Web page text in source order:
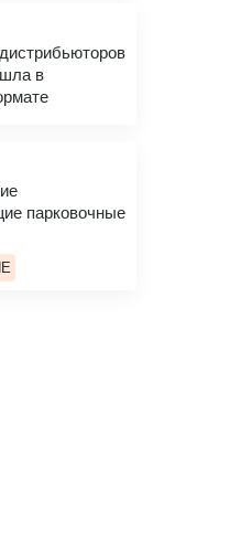
в
парковочные